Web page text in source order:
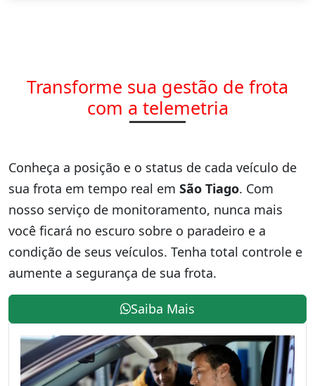
Transforme sua gestão de frota
com a telemetria
Conheça a posição e o status de cada veículo de
sua frota em tempo real em São Tiago. Com
nosso serviço de monitoramento, nunca mais
você ficará no escuro sobre o paradeiro e a
condição de seus veículos. Tenha total controle e
aumente a segurança de sua frota.
Saiba Mais